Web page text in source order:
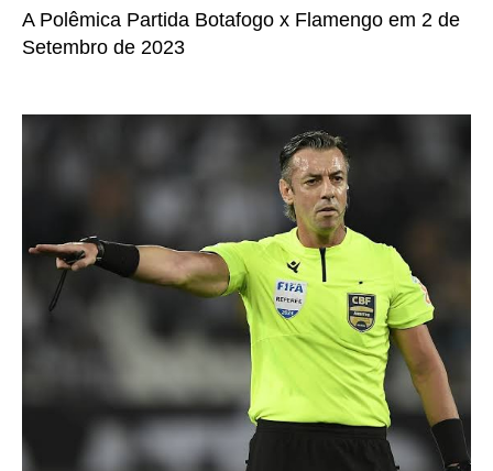
A Polêmica Partida Botafogo x Flamengo em 2 de
Setembro de 2023